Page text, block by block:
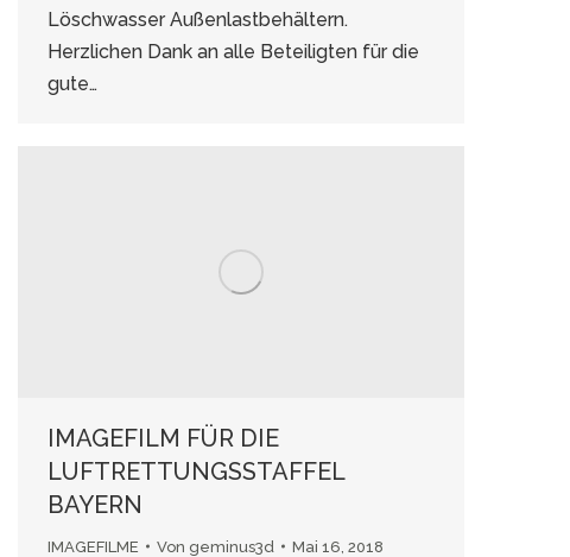
Löschwasser Außenlastbehältern.
Herzlichen Dank an alle Beteiligten für die
gute…
IMAGEFILM FÜR DIE
LUFTRETTUNGSSTAFFEL
BAYERN
IMAGEFILME Von geminus3d Mai 16, 2018